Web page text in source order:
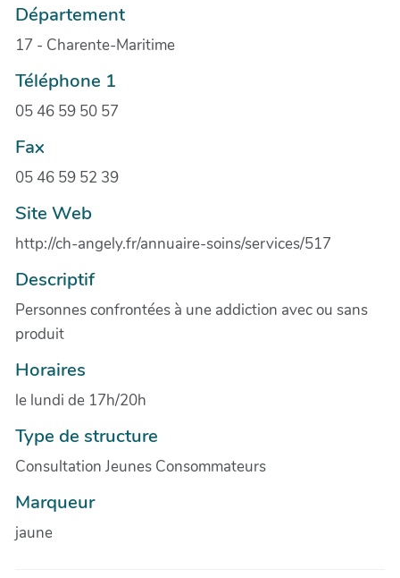
Département
17 - Charente-Maritime
Téléphone 1
05 46 59 50 57
Fax
05 46 59 52 39
Site Web
http://ch-angely.fr/annuaire-soins/services/517
Descriptif
Personnes confrontées à une addiction avec ou sans
produit
Horaires
le lundi de 17h/20h
Type de structure
Consultation Jeunes Consommateurs
Marqueur
jaune